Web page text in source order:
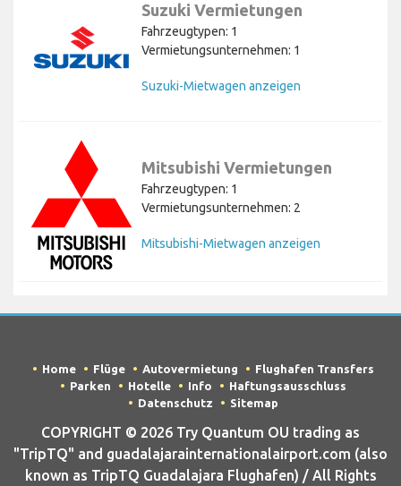
Suzuki Vermietungen
Fahrzeugtypen: 1
Vermietungsunternehmen: 1
Suzuki-Mietwagen anzeigen
Mitsubishi Vermietungen
Fahrzeugtypen: 1
Vermietungsunternehmen: 2
Mitsubishi-Mietwagen anzeigen
Home Flüge Autovermietung
Flughafen Transfers
Parken
Hotelle Info
Haftungsausschluss
Datenschutz
Sitemap
COPYRIGHT © 2026 Try Quantum OU trading as
"TripTQ" and guadalajarainternationalairport.com (also
known as TripTQ Guadalajara Flughafen) / All Rights